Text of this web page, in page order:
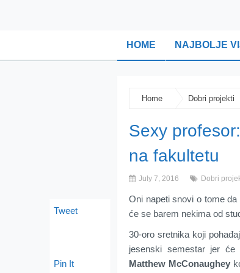
HOME NAJBOLJE
Home Dobri projekti
Sexy
na fakultetu
July 7, 2016 Dobri
Oni napeti snovi o tome
će se barem nekima od
30-oro sretnika koji
jesenski semestar jer će
Matthew McConaughey
Tweet
Pin It